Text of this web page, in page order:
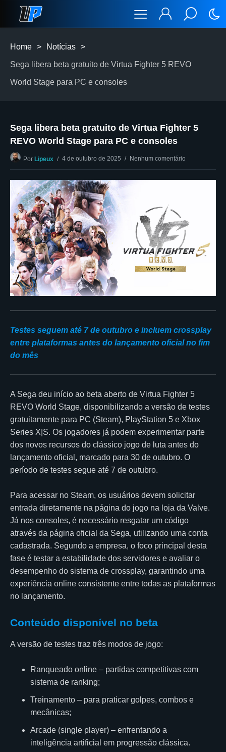
Home > Notícias >
Sega libera beta gratuito de Virtua Fighter 5 REVO
World Stage para PC e consoles
Sega libera beta gratuito de Virtua Fighter 5
REVO World Stage para PC e consoles
Por Lipeux 4 de outubro de 2025 Nenhum comentário
Testes seguem até 7 de outubro e incluem crossplay
entre plataformas antes do lançamento oficial no fim
do mês
A Sega deu início ao beta aberto de Virtua Fighter 5
REVO World Stage, disponibilizando a versão de testes
gratuitamente para PC (Steam), PlayStation 5 e Xbox
Series X|S. Os jogadores já podem experimentar parte
dos novos recursos do clássico jogo de luta antes do
lançamento oficial, marcado para 30 de outubro. O
período de testes segue até 7 de outubro.
Para acessar no Steam, os usuários devem solicitar
entrada diretamente na página do jogo na loja da Valve.
Já nos consoles, é necessário resgatar um código
através da página oficial da Sega, utilizando uma conta
cadastrada. Segundo a empresa, o foco principal desta
fase é testar a estabilidade dos servidores e avaliar o
desempenho do sistema de crossplay, garantindo uma
experiência online consistente entre todas as plataformas
no lançamento.
Conteúdo disponível no beta
A versão de testes traz três modos de jogo:
Ranqueado online – partidas competitivas com
sistema de ranking;
Treinamento – para praticar golpes, combos e
mecânicas;
Arcade (single player) – enfrentando a
inteligência artificial em progressão clássica.